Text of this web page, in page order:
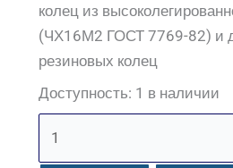
колец из
(ЧХ16М2 ГОСТ 7769-82) и
резиновых колец
Доступность: 1 в наличии